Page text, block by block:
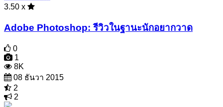
3.50 x
Adobe Photoshop: รีวิวในฐานะนักอยากวาด
0
1
8K
08 ธันวา 2015
2
2